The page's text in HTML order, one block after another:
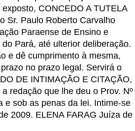
CONCEDO A TUTELA
Sr. Paulo Roberto Carvalho
Paraense de Ensino e
Pará, até ulterior deliberação.
e dê cumprimento à mesma,
no prazo legal. Servirá o
DE INTIMAÇÃO E CITAÇÃO,
redação que lhe deu o Prov. Nº
e sob as penas da lei. Intime-se
2009. ELENA FARAG Juíza de